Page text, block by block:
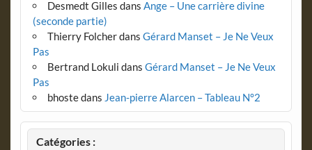
Desmedt Gilles dans Ange – Une carrière divine
(seconde partie)
Thierry Folcherdans Gérard Manset – Je Ne Veux
Pas
Bertrand Lokuli dans Gérard Manset – Je Ne Veux
Pas
bhostedans Jean-pierre Alarcen – Tableau N°2
Catégories :